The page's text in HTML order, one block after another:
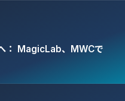
： MagicLab、MWCで